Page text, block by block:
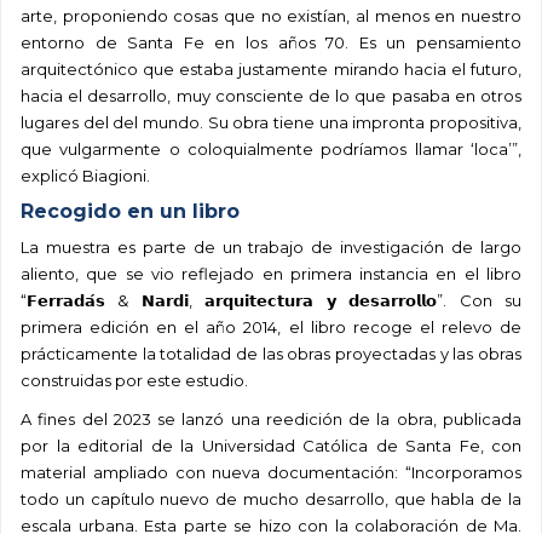
arte, proponiendo cosas que no existían, al menos en nuestro
entorno de Santa Fe en los años 70. Es un pensamiento
arquitectónico que estaba justamente mirando hacia el futuro,
hacia el desarrollo, muy consciente de lo que pasaba en otros
lugares del del mundo. Su obra tiene una impronta propositiva,
que vulgarmente o coloquialmente podríamos llamar ‘loca’”,
explicó Biagioni.
Recogido en un libro
La muestra es parte de un trabajo de investigación de largo
aliento, que se vio reflejado en primera instancia en el libro
“𝗙𝗲𝗿𝗿𝗮𝗱𝗮́𝘀 & 𝗡𝗮𝗿𝗱𝗶, 𝗮𝗿𝗾𝘂𝗶𝘁𝗲𝗰𝘁𝘂𝗿𝗮 𝘆 𝗱𝗲𝘀𝗮𝗿𝗿𝗼𝗹𝗹𝗼”. Con su
primera edición en el año 2014, el libro recoge el relevo de
prácticamente la totalidad de las obras proyectadas y las obras
construidas por este estudio.
A fines del 2023 se lanzó una reedición de la obra, publicada
por la editorial de la Universidad Católica de Santa Fe, con
material ampliado con nueva documentación: “Incorporamos
todo un capítulo nuevo de mucho desarrollo, que habla de la
escala urbana. Esta parte se hizo con la colaboración de Ma.